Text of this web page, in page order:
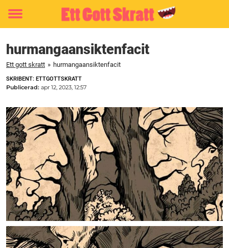
Toggle
hurmangaansiktenfacit
Ett gott skratt » hurmangaansiktenfacit
SKRIBENT: ETTGOTTSKRATT
Publicerad: apr 12, 2023, 12:57